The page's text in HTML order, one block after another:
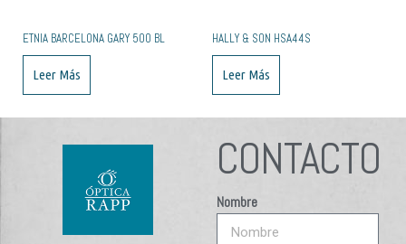
ETNIA BARCELONA GARY 50O BL
Leer Más
HALLY & SON HSA44S
Leer Más
CONTACTO
Nombre